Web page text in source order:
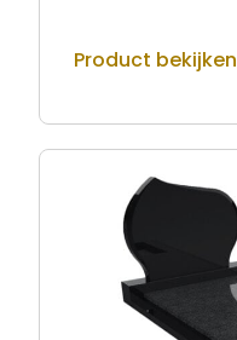
Product bekijken